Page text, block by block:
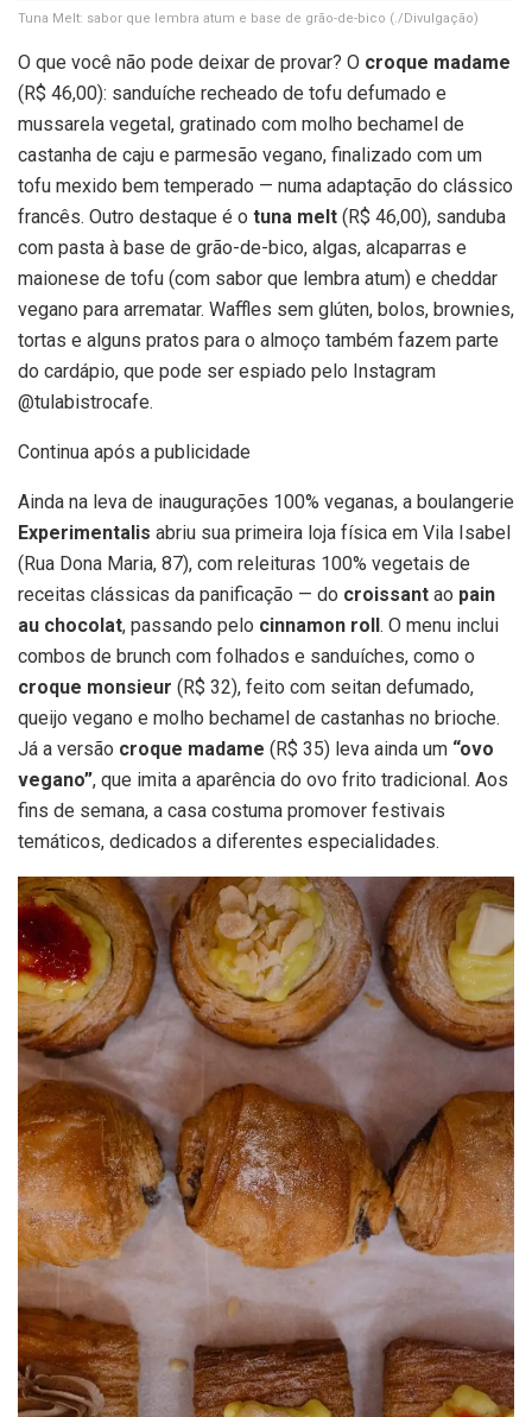
Tuna Melt: sabor que lembra atum e base de grão-de-bico (./Divulgação)
O que você não pode deixar de provar? O croque madame
(R$ 46,00): sanduíche recheado de tofu defumado e
mussarela vegetal, gratinado com molho bechamel de
castanha de caju e parmesão vegano, finalizado com um
tofu mexido bem temperado — numa adaptação do clássico
francês. Outro destaque é o tuna melt (R$ 46,00), sanduba
com pasta à base de grão-de-bico, algas, alcaparras e
maionese de tofu (com sabor que lembra atum) e cheddar
vegano para arrematar. Waffles sem glúten, bolos, brownies,
tortas e alguns pratos para o almoço também fazem parte
do cardápio, que pode ser espiado pelo Instagram
@tulabistrocafe.
Continua após a publicidade
Ainda na leva de inaugurações 100% veganas, a boulangerie
Experimentalis abriu sua primeira loja física em Vila Isabel
(Rua Dona Maria, 87), com releituras 100% vegetais de
receitas clássicas da panificação — do croissant ao pain
au chocolat, passando pelo cinnamon roll . O menu inclui
combos de brunch com folhados e sanduíches, como o
croque monsieur (R$ 32), feito com seitan defumado,
queijo vegano e molho bechamel de castanhas no brioche.
Já a versão croque madame (R$ 35) leva ainda um “ovo
vegano”, que imita a aparência do ovo frito tradicional. Aos
fins de semana, a casa costuma promover festivais
temáticos, dedicados a diferentes especialidades.